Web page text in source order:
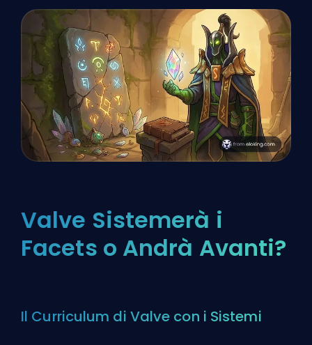
Valve Sistemerà i
Facets o Andrà Avanti?
Il Curriculum di Valve con i Sistemi